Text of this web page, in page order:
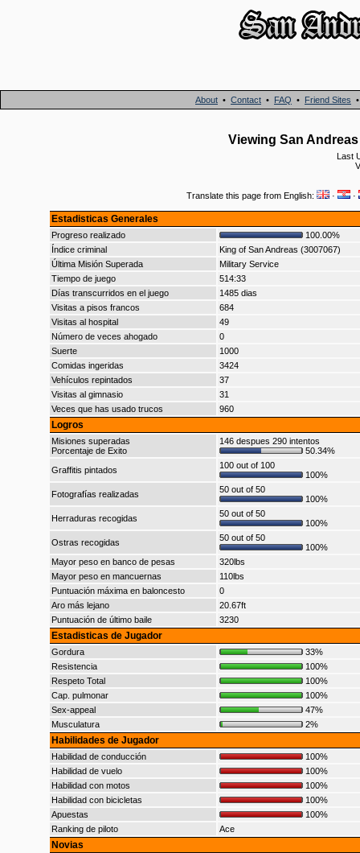
About • Contact • FAQ • Friend Sites
Viewing San
Last
Translate this page from English: · ·
Estadisticas Generales
Progreso realizado
100.00%
Índice criminal
King of San Andreas (3007067)
Última Misión Superada
Military Service
Tiempo de juego
514:33
Días transcurridos en el juego
1485 dias
Visitas a pisos francos
684
Visitas al hospital
49
Número de veces ahogado
0
Suerte
1000
Comidas ingeridas
3424
Vehículos repintados
37
Visitas al gimnasio
31
Veces que has usado trucos
960
Logros
Misiones superadas
Porcentaje de Exito
146 despues 290 intentos
50.34%
Graffitis pintados
100 out of 100
100%
Fotografías realizadas
50 out of 50
100%
Herraduras recogidas
50 out of 50
100%
Ostras recogidas
50 out of 50
100%
Mayor peso en banco de pesas
320lbs
Mayor peso en mancuernas
110lbs
Puntuación máxima en baloncesto
0
Aro más lejano
20.67ft
Puntuación de último baile
3230
Estadisticas de Jugador
Gordura
33%
Resistencia
100%
Respeto Total
100%
Cap. pulmonar
100%
Sex-appeal
47%
Musculatura
2%
Habilidades de Jugador
Habilidad de conducción
100%
Habilidad de vuelo
100%
Habilidad con motos
100%
Habilidad con bicicletas
100%
Apuestas
100%
Ranking de piloto
Ace
Novias